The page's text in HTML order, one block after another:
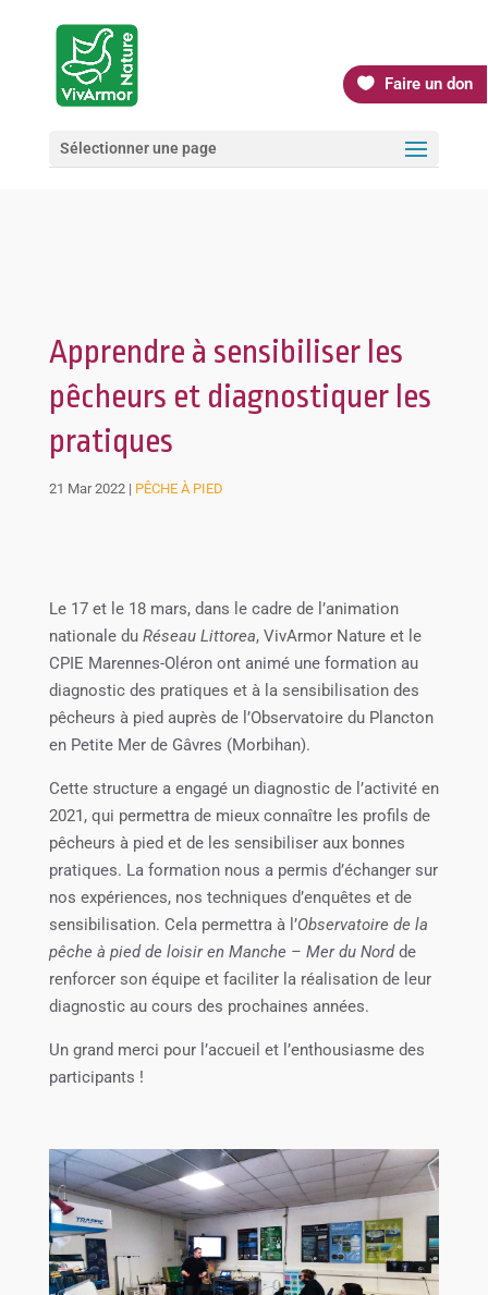
Faire un don
Sélectionner une page
Apprendre à sensibiliser les
pêcheurs et diagnostiquer les
pratiques
21 Mar 2022| PÊCHE À PIED
Le 17 et le 18 mars, dans le cadre de l’animation
nationale du Réseau Littorea, VivArmor Nature et le
CPIE Marennes-Oléron ont animé une formation au
diagnostic des pratiques et à la sensibilisation des
pêcheurs à pied auprès de l’Observatoire du Plancton
en Petite Mer de Gâvres (Morbihan).
Cette structure a engagé un diagnostic de l’activité en
2021, qui permettra de mieux connaître les profils de
pêcheurs à pied et de les sensibiliser aux bonnes
pratiques. La formation nous a permis d’échanger sur
nos expériences, nos techniques d’enquêtes et de
sensibilisation. Cela permettra à l’Observatoire de la
pêche à pied de loisir en Manche – Mer du Nordde
renforcer son équipe et faciliter la réalisation de leur
diagnostic au cours des prochaines années.
Un grand merci pour l’accueil et l’enthousiasme des
participants !